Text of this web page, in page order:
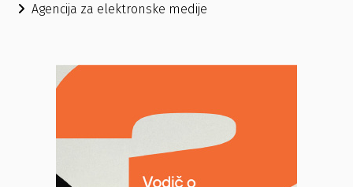
Agencija za elektronske medije